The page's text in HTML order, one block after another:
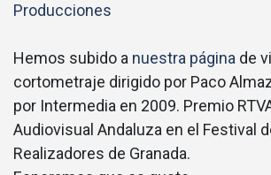
Producciones
Hemos subido a nuestra página de
cortometraje dirigido por Paco
por Intermedia en 2009. Premio
Audiovisual Andaluza en el Festival
Realizadores de Granada.